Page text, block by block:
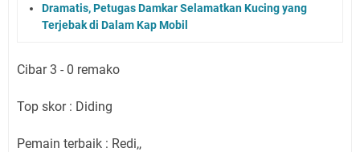
Dramatis, Petugas Damkar Selamatkan Kucing yang
Terjebak di Dalam Kap Mobil
Cibar 3 - 0 remako
Top skor : Diding
Pemain terbaik : Redi,,